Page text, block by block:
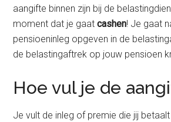
aangifte binnen zijn bij de
moment dat je gaatcashen! Je gaat
pensioeninleg opgeven in de
de belastingaftrek op jouw pensioen
Hoe vul je de
Je vult de inleg of premie die jij